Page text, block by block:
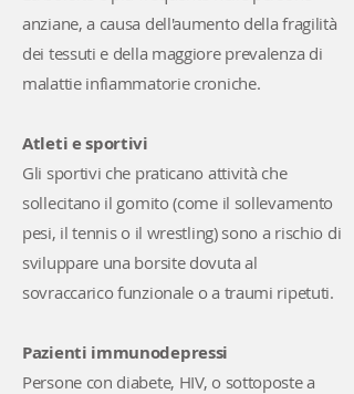
anziane, a causa dell'aumento della fragilità
dei tessuti e della maggiore prevalenza di
malattie infiammatorie croniche.
Atleti e sportivi
Gli sportivi che praticano attività che
sollecitano il gomito (come il sollevamento
pesi, il tennis o il wrestling) sono a rischio di
sviluppare una borsite dovuta al
sovraccarico funzionale o a traumi ripetuti.
Pazienti immunodepressi
Persone con diabete, HIV, o sottoposte a